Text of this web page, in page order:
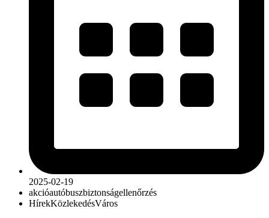
2025-02-19
akcióautóbuszbiztonságellenőrzés
HírekKözlekedésVáros